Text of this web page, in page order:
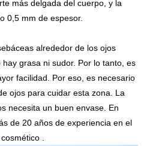
más delgada del cuerpo, y la
0,5 mm de espesor.
alrededor de los ojos
grasa ni sudor. Por lo tanto, es
facilidad. Por eso, es necesario
ojos para cuidar esta zona. La
necesita un buen envase. En
de 20 años de experiencia en el